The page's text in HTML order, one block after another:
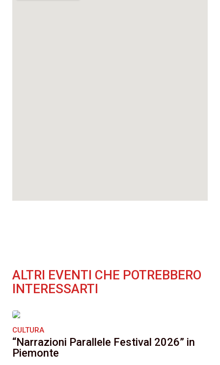
ALTRI EVENTI CHE POTREBBERO
INTERESSARTI
CULTURA
“Narrazioni Parallele Festival 2026” in
Piemonte